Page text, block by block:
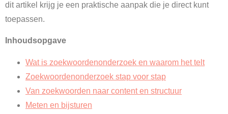
dit artikel krijg je een praktische aanpak die je direct kunt
toepassen.
Inhoudsopgave
Wat is zoekwoordenonderzoek en waarom het telt
Zoekwoordenonderzoek stap voor stap
Van zoekwoorden naar content en structuur
Meten en bijsturen